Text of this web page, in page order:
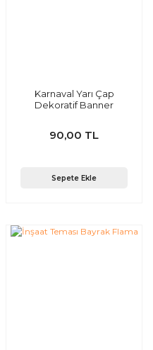
Karnaval Yarı Çap
Dekoratif Banner
90,00 TL
Sepete Ekle